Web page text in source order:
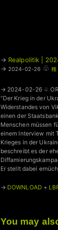
→ Realpolitik |
→ 2024-02-26 ♧ 種
→ 2024-02-26 ♧
“Der Krieg in der
Widerstandes von
einen der
Menschen müssen
einem Interview mit
Krieges in der
beschreibt es der
Er stellt dabei
→ DOWNLOAD +
You may